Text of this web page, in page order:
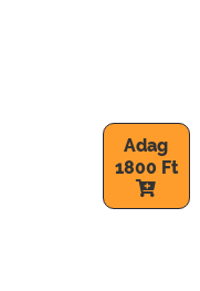
Adag
1800 Ft